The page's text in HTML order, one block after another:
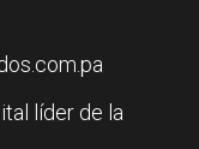
líder de la